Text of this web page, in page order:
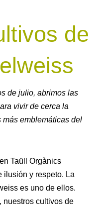
de
de julio, abrimos las
vivir de cerca la
emblemáticas del
Taüll Orgànics
ilusión y respeto. La
es uno de ellos.
nuestros cultivos de